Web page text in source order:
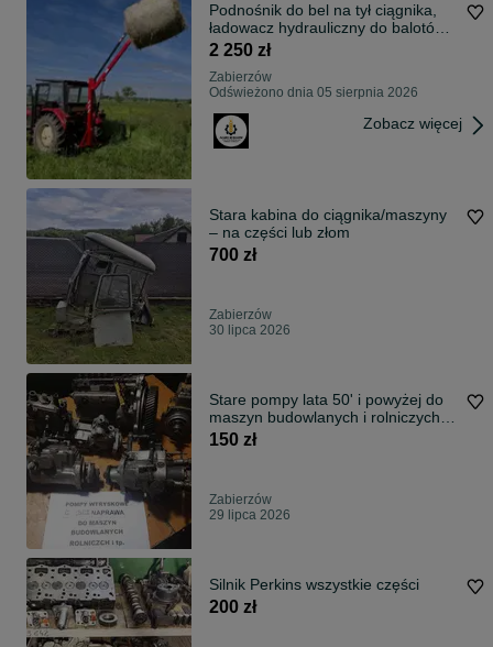
Podnośnik do bel na tył ciągnika,
ładowacz hydrauliczny do balotów z
samopoziomem, Tur na tył
2 250 zł
Zabierzów
Odświeżono dnia 05 sierpnia 2026
Zobacz więcej
Stara kabina do ciągnika/maszyny
– na części lub złom
700 zł
Zabierzów
30 lipca 2026
Stare pompy lata 50' i powyżej do
maszyn budowlanych i rolniczych
itp
150 zł
Zabierzów
29 lipca 2026
Silnik Perkins wszystkie części
200 zł